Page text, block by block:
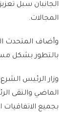
الجانبان سبل
المجالات.
وأضاف المتحدث
بالتطور بشكل
وزار الرئيس
الماضي والتقى
بجميع الاتفاقيات